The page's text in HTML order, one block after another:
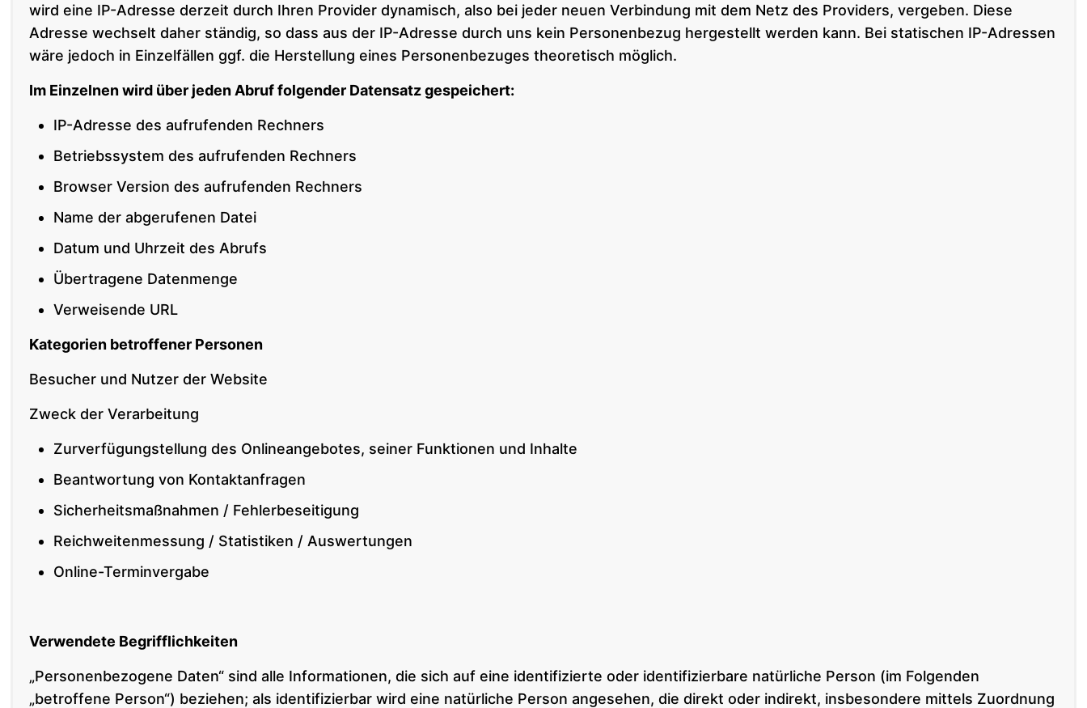
wird eine IP-Adresse derzeit durch Ihren Provider dynamisch, also bei jeder neuen Verbindung mit dem Netz des Providers, vergeben. Diese
Adresse wechselt daher ständig, so dass aus der IP-Adresse durch uns kein Personenbezug hergestellt werden kann. Bei statischen IP-Adressen
wäre jedoch in Einzelfällen ggf. die Herstellung eines Personenbezuges theoretisch möglich.
Im Einzelnen wird über jeden Abruf folgender Datensatz gespeichert:
IP-Adresse des aufrufenden Rechners
Betriebssystem des aufrufenden Rechners
Browser Version des aufrufenden Rechners
Name der abgerufenen Datei
Datum und Uhrzeit des Abrufs
Übertragene Datenmenge
Verweisende URL
Kategorien betroffener Personen
Besucher und Nutzer der Website
Zweck der Verarbeitung
Zurverfügungstellung des Onlineangebotes, seiner Funktionen und Inhalte
Beantwortung von Kontaktanfragen
Sicherheitsmaßnahmen / Fehlerbeseitigung
Reichweitenmessung / Statistiken / Auswertungen
Online-Terminvergabe
Verwendete Begrifflichkeiten
„Personenbezogene Daten“ sind alle Informationen, die sich auf eine identifizierte oder identifizierbare natürliche Person (im Folgenden
„betroffene Person“) beziehen; als identifizierbar wird eine natürliche Person angesehen, die direkt oder indirekt, insbesondere mittels Zuordnung